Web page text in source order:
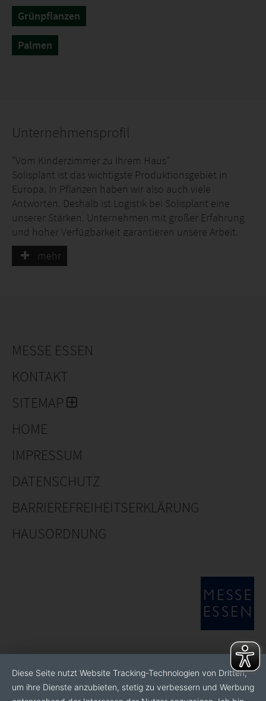
Grünpflanzen
Palmen
Unternehmensprofil
"Vom Kinderzimmer zu Ihrem Haus"
Solisplant ist das wichtigste Produktionsgebiet in
Europa. In Pflanzen haben wir also auch viele
Antworten. Deshalb ist Logistik bei Solisplant eine
unserer Stärken. Unternehmen mit großer Erfahrung
und hoher Verfügbarkeit garantieren unsere Arbeit.
Unser hochprofessionelles Personal kann Sie in
verschiedenen Sprachen unterstützen. Mit dem
dem Feld und den Produktionen und kennen daher
hinaus verfügen wir über umfangreiche
sicherzustellen.
mehr
MESSE ESSEN
KONTAKT
SITEMAP
HOME
IMPRESSUM
DATENSCHUTZ
BARRIEREFREIHEITSERKLÄRUNG
HAUSORDNUNG
Diese Seite nutzt Website Tracking-Technologien von Dritten,
um ihre Dienste anzubieten, stetig zu verbessern und Werbung